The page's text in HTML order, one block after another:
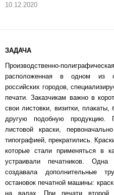
10.12.2020
ЗАДАЧА
Производственно-
расположенная в одном из
российских городов,
печати. Заказчикам важно в
свои листовки, визитки, плакаты,
другую подобную продукцию.
листовой краски,
типографией, прекратились.
которые стали применяться в
устраивали печатников.
создавала дополнительные
остановок печатной машины:
на валах. При печати второй